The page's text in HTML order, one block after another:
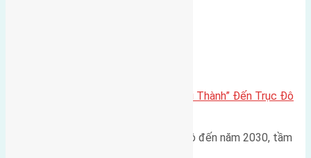
Đông Anh 2026: Từ “Huyện Ngoại Thành” Đến Trục Đô
Trong bối cảnh Quy hoạch Thủ đô đến năm 2030, tầm